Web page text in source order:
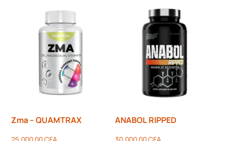
Zma – QUAMTRAX ANABOL RIPPED